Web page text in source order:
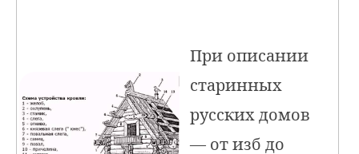
При описании
старинных
русских домов
— от изб до